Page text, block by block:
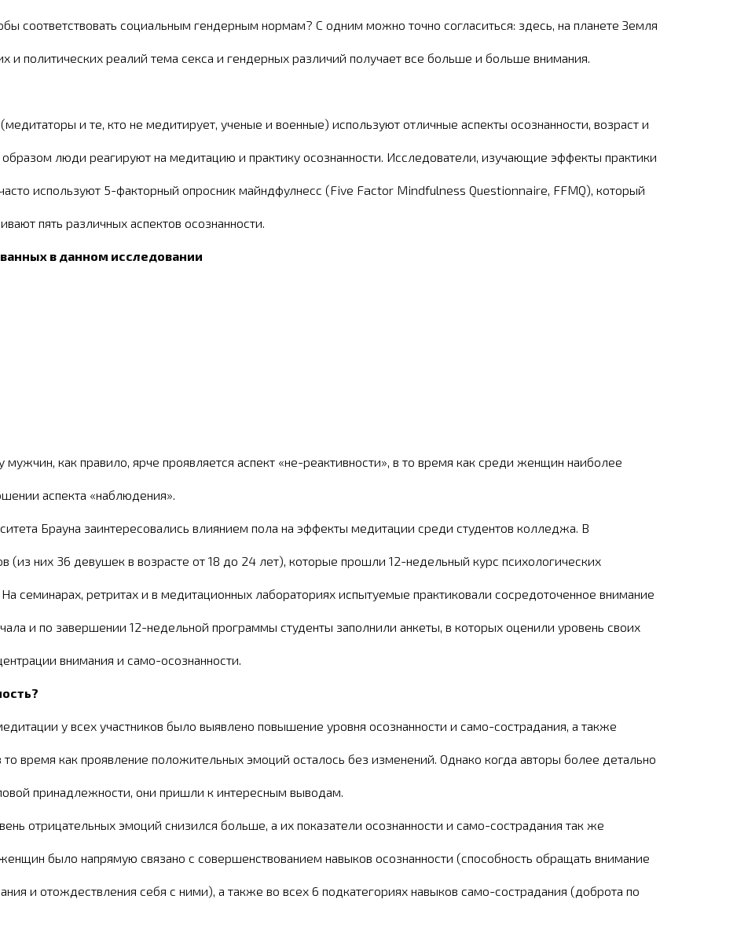
соответствовать социальным гендерным нормам? С одним можно точно согласиться: здесь, на планете Земля
и политических реалий тема секса и гендерных различий получает все больше и больше внимания.
и те, кто не медитирует, ученые и военные) используют отличные аспекты осознанности, возраст и
люди реагируют на медитацию и практику осознанности. Исследователи, изучающие эффекты практики
используют 5-факторный опросник майндфулнесс (Five Factor Mindfulness Questionnaire, FFMQ), который
пять различных аспектов осознанности.
в данном исследовании
как правило, ярче проявляется аспект «не-реактивности», в то время как среди женщин наиболее
аспекта «наблюдения».
Брауна заинтересовались влиянием пола на эффекты медитации среди студентов колледжа. В
(из них 36 девушек в возрасте от 18 до 24 лет), которые прошли 12-недельный курс психологических
семинарах, ретритах и в медитационных лабораториях испытуемые практиковали сосредоточенное внимание
и по завершении 12-недельной программы студенты заполнили анкеты, в которых оценили уровень своих
внимания и само-осознанности.
у всех участников было выявлено повышение уровня осознанности и само-сострадания, а также
время как проявление положительных эмоций осталось без изменений. Однако когда авторы более детально
принадлежности, они пришли к интересным выводам.
отрицательных эмоций снизился больше, а их показатели осознанности и само-сострадания так же
было напрямую связано с совершенствованием навыков осознанности (способность обращать внимание
и отождествления себя с ними), а также во всех 6 подкатегориях навыков само-сострадания (доброта по